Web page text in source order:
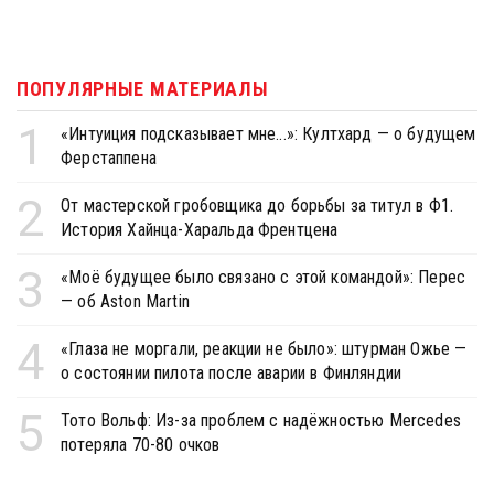
ПОПУЛЯРНЫЕ МАТЕРИАЛЫ
1
«Интуиция подсказывает мне...»: Култхард — о будущем
Ферстаппена
2
От мастерской гробовщика до борьбы за титул в Ф1.
История Хайнца-Харальда Френтцена
3
«Моё будущее было связано с этой командой»: Перес
— об Aston Martin
4
«Глаза не моргали, реакции не было»: штурман Ожье —
о состоянии пилота после аварии в Финляндии
5
Тото Вольф: Из-за проблем с надёжностью Mercedes
потеряла 70-80 очков